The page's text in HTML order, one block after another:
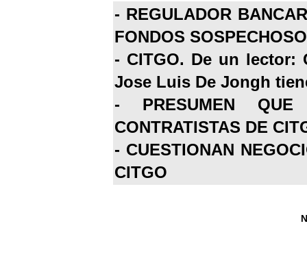
- REGULADOR
FONDOS
- CITGO. De un lector:
Jose Luis De Jongh
- PRESUMEN
CONTRATISTAS DE
- CUESTIONAN
CITGO